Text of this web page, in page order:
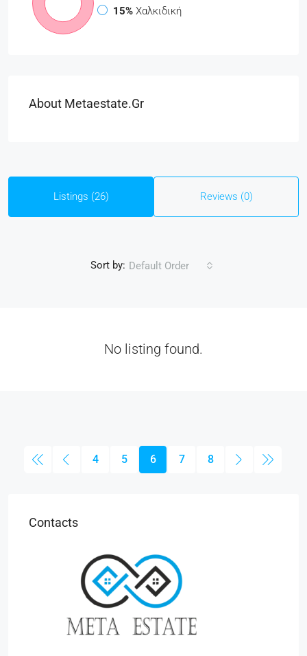
15% Χαλκιδική
About Metaestate.gr
Listings (26) Reviews (0)
Sort by: Default Order
No listing found.
4 5 6 7 8
Contacts